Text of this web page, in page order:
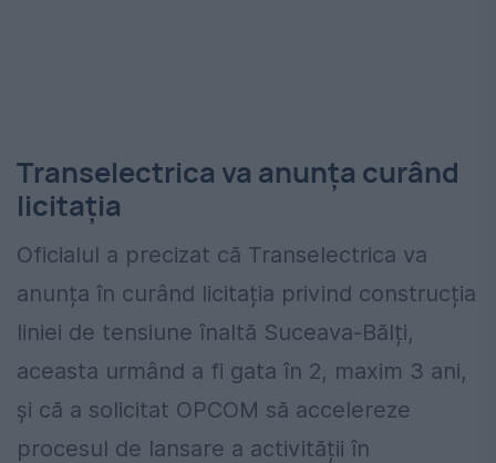
Transelectrica va anunța curând
licitația
Oficialul a precizat că Transelectrica va
anunța în curând licitația privind construcția
liniei de tensiune înaltă Suceava-Bălți,
aceasta urmând a fi gata în 2, maxim 3 ani,
și că a solicitat OPCOM să accelereze
procesul de lansare a activității în